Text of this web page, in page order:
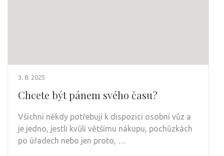
3. 8. 2025
Chcete být pánem svého času?
Všichni někdy potřebují k dispozici osobní vůz a
je jedno, jestli kvůli většímu nákupu, pochůzkách
po úřadech nebo jen proto, …